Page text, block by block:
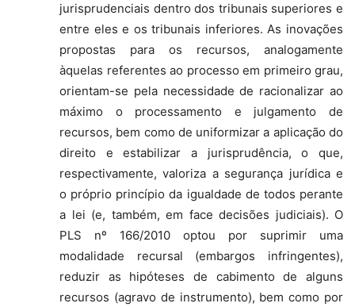
jurisprudenciais dentro dos tribunais superiores e
entre eles e os tribunais inferiores. As inovações
propostas para os recursos, analogamente
àquelas referentes ao processo em primeiro grau,
orientam-se pela necessidade de racionalizar ao
máximo o processamento e julgamento de
recursos, bem como de uniformizar a aplicação do
direito e estabilizar a jurisprudência, o que,
respectivamente, valoriza a segurança jurídica e
o próprio princípio da igualdade de todos perante
a lei (e, também, em face decisões judiciais). O
PLS nº 166/2010 optou por suprimir uma
modalidade recursal (embargos infringentes),
reduzir as hipóteses de cabimento de alguns
recursos (agravo de instrumento), bem como por